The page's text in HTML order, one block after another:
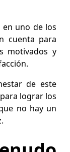
en uno de los
cuenta para
motivados y
de este
lograr los
no hay un